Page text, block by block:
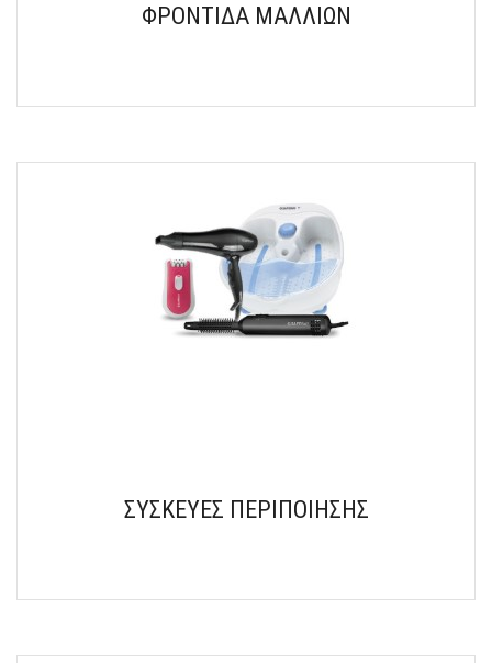
ΦΡΟΝΤΙΔΑ ΜΑΛΛΙΩΝ
ΣΥΣΚΕΥΕΣ ΠΕΡΙΠΟΙΗΣΗΣ